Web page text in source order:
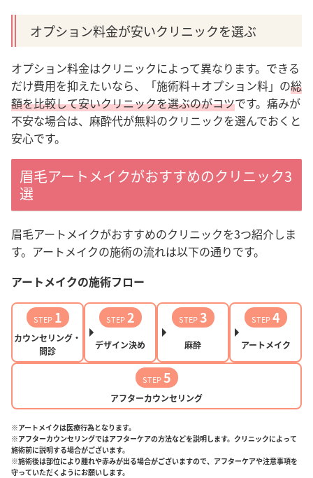
オプション料金が安いクリニックを選ぶ
オプション料金はクリニックによって異なります。できる
だけ費用を抑えたいなら、「施術料＋オプション料」の総
額を比較して安いクリニックを選ぶのがコツです。痛みが
不安な場合は、麻酔代が無料のクリニックを選んでおくと
安心です。
眉毛アートメイクがおすすめのクリニック3
選
眉毛アートメイクがおすすめのクリニックを3つ紹介しま
す。アートメイクの施術の流れは以下の通りです。
アートメイクの施術フロー
STEP 1
カウンセリング・
問診
STEP 2
デザイン決め
STEP 3
麻酔
STEP 4
アートメイク
STEP 5
アフターカウンセリング
※アートメイクは医療行為となります。
※アフターカウンセリングではアフターケアの方法などを説明します。クリニックによって
施術前に説明する場合がございます。
※施術後は部位により腫れや赤みが出る場合がございますので、アフターケアや注意事項を
守っていただくようにお願いします。